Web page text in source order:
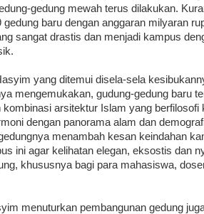
gedung mewah terus dilakukan.
gedung baru dengan anggaran milyaran
sangat drastis dan menjadi kampus
yang ditemui disela-sela
mengemukakan, gudung-gedung baru
arsitektur Islam yang berfilosofi
dengan panorama alam dan
menambah kesan keindahan
ini agar kelihatan elegan, eksostis dan
khususnya bagi para mahasiswa,
menuturkan pembangunan gedung